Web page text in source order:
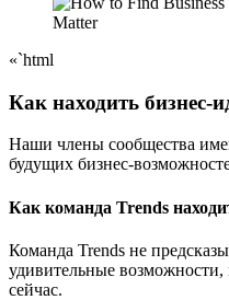
«`html
Как находить бизнес-
Наши члены сообщества
будущих бизнес-
Как команда Trends
Команда Trends не
удивительные
сейчас.